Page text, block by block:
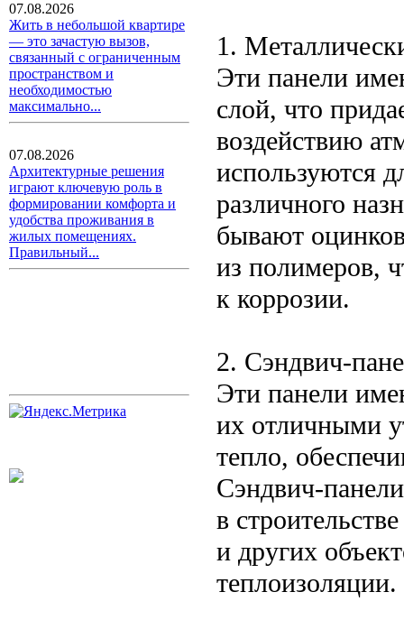
07.08.2026
Жить в небольшой квартире
— это зачастую вызов,
связанный с ограниченным
пространством и
необходимостью
максимально...
07.08.2026
Архитектурные решения
играют ключевую роль в
формировании комфорта и
удобства проживания в
жилых помещениях.
Правильный...
1.
Эти панели
слой, что
воздействию
используются
различного
бывают
из полимеров,
к коррозии.
2. Сэндвич-
Эти панели
их отличными
тепло,
Сэндвич-
в
и других
теплоизоляции.